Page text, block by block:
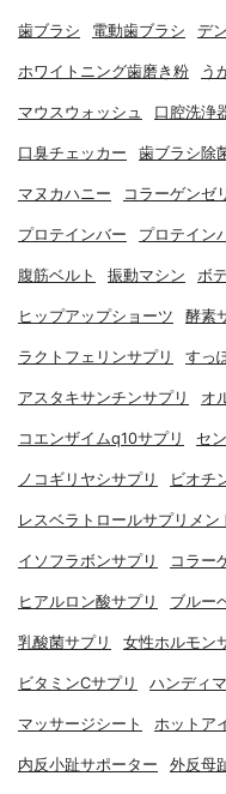
歯ブラシ 電動歯ブラシ デ
ホワイトニング歯磨き粉 う
マウスウォッシュ 口腔洗浄
口臭チェッカー 歯ブラシ除
マヌカハニー コラーゲンゼ
プロテインバー プロテイン
腹筋ベルト 振動マシン ボ
ヒップアップショーツ 酵素
ラクトフェリンサプリ すっ
アスタキサンチンサプリ オ
コエンザイムq10サプリ セ
ノコギリヤシサプリ ビオチ
レスベラトロールサプリメン
イソフラボンサプリ コラー
ヒアルロン酸サプリ ブルー
乳酸菌サプリ 女性ホルモン
ビタミンCサプリ ハンディ
マッサージシート ホットア
内反小趾サポーター 外反母